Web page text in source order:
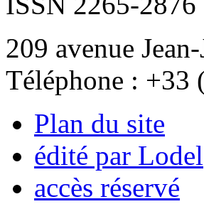
209 avenue
Téléphone : +33
Plan du site
édité par Lodel
accès réservé